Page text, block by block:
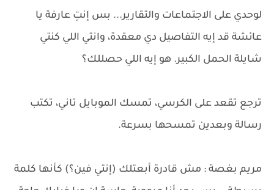
لوحدي على الاجتماعات والتقارير... بس إنتِ عارفة يا
عائشة قد إيه التفاصيل دي معقدة، وانتي اللي كنتي
شايلة الحمل الكبير. هو إيه اللي حصللك؟
ترجع تقعد على الكرسي، تمسك الموبايل تاني، تكتب
رسالة وبعدين تمسحها بسرعة.
مريم بغصة : مش قادرة أبعتلك (إنتي فين؟) كأنها كلمة